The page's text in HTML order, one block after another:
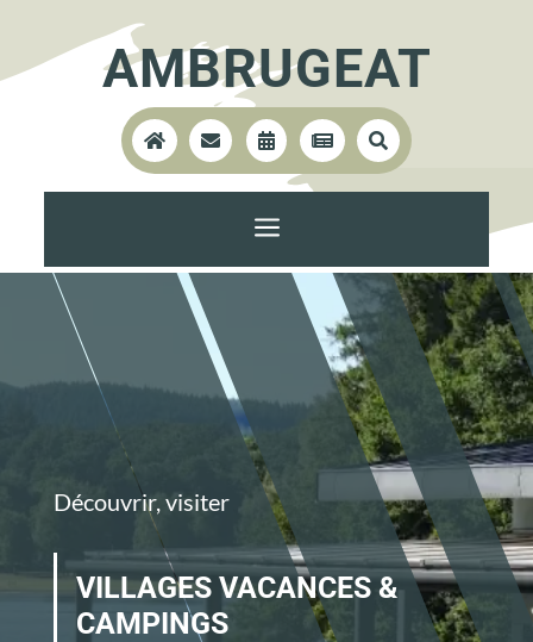
AMBRUGEAT
    
a
Découvrir, visiter
VILLAGES VACANCES &
CAMPINGS